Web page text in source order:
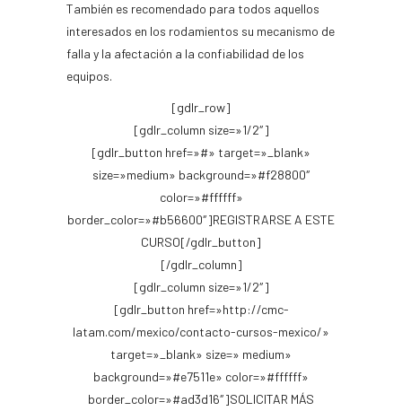
También es recomendado para todos aquellos
interesados en los rodamientos su mecanismo de
falla y la afectación a la confiabilidad de los
equipos.
[gdlr_row]
[gdlr_column size=»1/2″]
[gdlr_button href=»#» target=»_blank»
size=»medium» background=»#f28800″
color=»#ffffff»
border_color=»#b56600″]REGISTRARSE A ESTE
CURSO[/gdlr_button]
[/gdlr_column]
[gdlr_column size=»1/2″]
[gdlr_button href=»http://cmc-
latam.com/mexico/contacto-cursos-mexico/»
target=»_blank» size=» medium»
background=»#e7511e» color=»#ffffff»
border_color=»#ad3d16″]SOLICITAR MÁS